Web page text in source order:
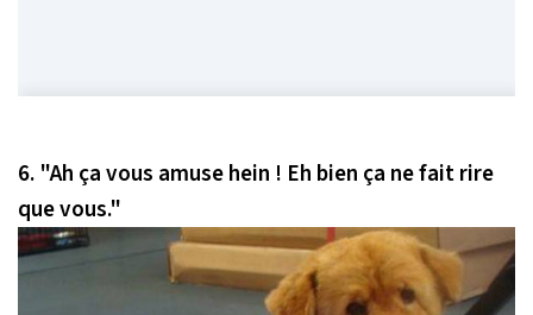
6. "Ah ça vous amuse hein ! Eh bien ça ne fait rire
que vous."